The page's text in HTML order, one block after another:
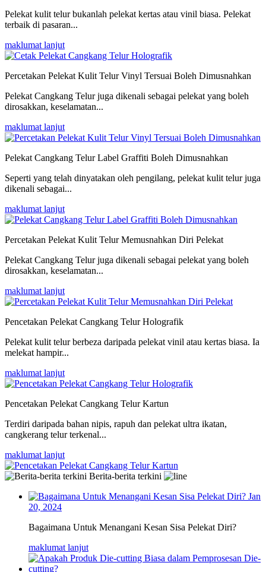
Pelekat kulit telur bukanlah pelekat kertas atau vinil biasa. Pelekat
terbaik di pasaran...
maklumat lanjut
Percetakan Pelekat Kulit Telur Vinyl Tersuai Boleh Dimusnahkan
Pelekat Cangkang Telur juga dikenali sebagai pelekat yang boleh
dirosakkan, keselamatan...
maklumat lanjut
Pelekat Cangkang Telur Label Graffiti Boleh Dimusnahkan
Seperti yang telah dinyatakan oleh pengilang, pelekat kulit telur juga
dikenali sebagai...
maklumat lanjut
Percetakan Pelekat Kulit Telur Memusnahkan Diri Pelekat
Pelekat Cangkang Telur juga dikenali sebagai pelekat yang boleh
dirosakkan, keselamatan...
maklumat lanjut
Pencetakan Pelekat Cangkang Telur Holografik
Pelekat kulit telur berbeza daripada pelekat vinil atau kertas biasa. Ia
melekat hampir...
maklumat lanjut
Pencetakan Pelekat Cangkang Telur Kartun
Terdiri daripada bahan nipis, rapuh dan pelekat ultra ikatan,
cangkerang telur terkenal...
maklumat lanjut
Berita-berita terkini
Jan
20, 2024
Bagaimana Untuk Menangani Kesan Sisa Pelekat Diri?
maklumat lanjut